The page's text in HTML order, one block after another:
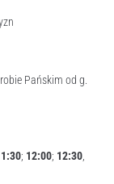
Pańskim od g.
; 12:00; 12:30